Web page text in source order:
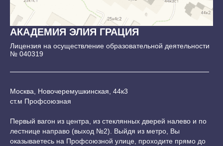
АКАДЕМИЯ ЭЛИЯ ГРАЦИЯ
Лицензия на осуществление образовательной деятельности
№ 040319
Москва, Новочеремушкинская, 44к3
ст.м Профсоюзная
Первый вагон из центра, из стеклянных дверей налево и по
лестнице направо (выход №2). Выйдя из метро, Вы
оказываетесь на Профсоюзной улице, проходите прямо до